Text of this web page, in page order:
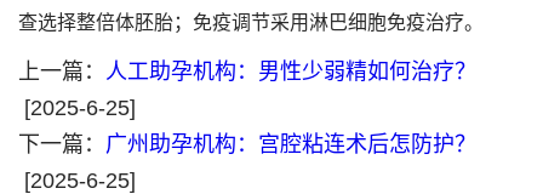
查选择整倍体胚胎；免疫调节采用淋巴细胞免疫治疗。
上一篇： 人工助孕机构：男性少弱精如何治疗？
[2025-6-25]
下一篇： 广州助孕机构：宫腔粘连术后怎防护？
[2025-6-25]